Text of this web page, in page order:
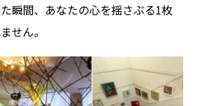
瞬間、あなたの心を揺さぶる1枚
せん。